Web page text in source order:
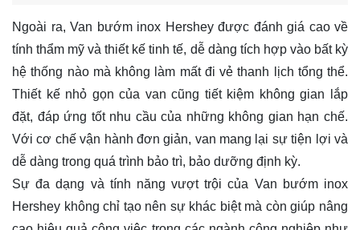
Ngoài ra, Van bướm inox Hershey được đánh giá cao về
tính thẩm mỹ và thiết kế tinh tế, dễ dàng tích hợp vào bất kỳ
hệ thống nào mà không làm mất đi vẻ thanh lịch tổng thể.
Thiết kế nhỏ gọn của van cũng tiết kiệm không gian lắp
đặt, đáp ứng tốt nhu cầu của những không gian hạn chế.
Với cơ chế vận hành đơn giản, van mang lại sự tiện lợi và
dễ dàng trong quá trình bảo trì, bảo dưỡng định kỳ.
Sự đa dạng và tính năng vượt trội của Van bướm inox
Hershey không chỉ tạo nên sự khác biệt mà còn giúp nâng